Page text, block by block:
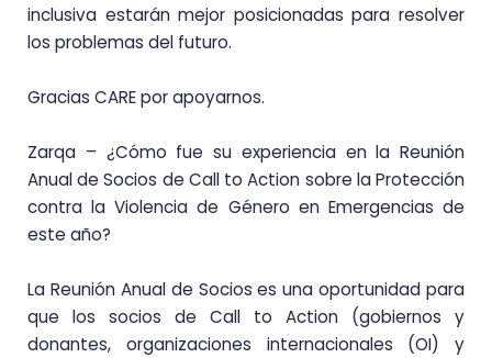
inclusiva estarán mejor posicionadas para resolver
los problemas del futuro.
Gracias CARE por apoyarnos.
Zarqa – ¿Cómo fue su experiencia en la Reunión
Anual de Socios de Call to Action sobre la Protección
contra la Violencia de Género en Emergencias de
este año?
La Reunión Anual de Socios es una oportunidad para
que los socios de Call to Action (gobiernos y
donantes, organizaciones internacionales (OI) y